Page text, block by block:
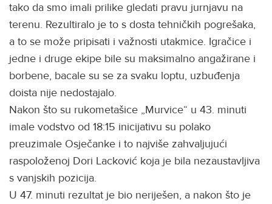
tako da smo imali prilike gledati pravu jurnjavu na
terenu. Rezultiralo je to s dosta tehničkih pogrešaka,
a to se može pripisati i važnosti utakmice. Igračice i
jedne i druge ekipe bile su maksimalno angažirane i
borbene, bacale su se za svaku loptu, uzbuđenja
doista nije nedostajalo.
Nakon što su rukometašice „Murvice“ u 43. minuti
imale vodstvo od 18:15 inicijativu su polako
preuzimale Osječanke i to najviše zahvaljujući
raspoloženoj Dori Lacković koja je bila nezaustavljiva
s vanjskih pozicija.
U 47. minuti rezultat je bio neriješen, a nakon što je